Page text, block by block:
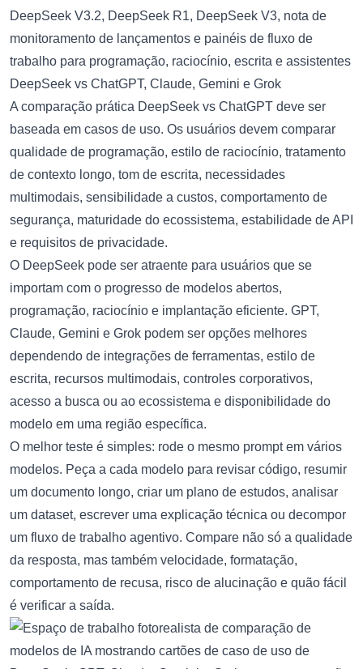
DeepSeek vs ChatGPT, Claude, Gemini e Grok
A comparação prática DeepSeek vs ChatGPT deve ser
baseada em casos de uso. Os usuários devem comparar
qualidade de programação, estilo de raciocínio, tratamento
de contexto longo, tom de escrita, necessidades
multimodais, sensibilidade a custos, comportamento de
segurança, maturidade do ecossistema, estabilidade de API
e requisitos de privacidade.
O DeepSeek pode ser atraente para usuários que se
importam com o progresso de modelos abertos,
programação, raciocínio e implantação eficiente. GPT,
Claude, Gemini e Grok podem ser opções melhores
dependendo de integrações de ferramentas, estilo de
escrita, recursos multimodais, controles corporativos,
acesso a busca ou ao ecossistema e disponibilidade do
modelo em uma região específica.
O melhor teste é simples: rode o mesmo prompt em vários
modelos. Peça a cada modelo para revisar código, resumir
um documento longo, criar um plano de estudos, analisar
um dataset, escrever uma explicação técnica ou decompor
um fluxo de trabalho agentivo. Compare não só a qualidade
da resposta, mas também velocidade, formatação,
comportamento de recusa, risco de alucinação e quão fácil
é verificar a saída.